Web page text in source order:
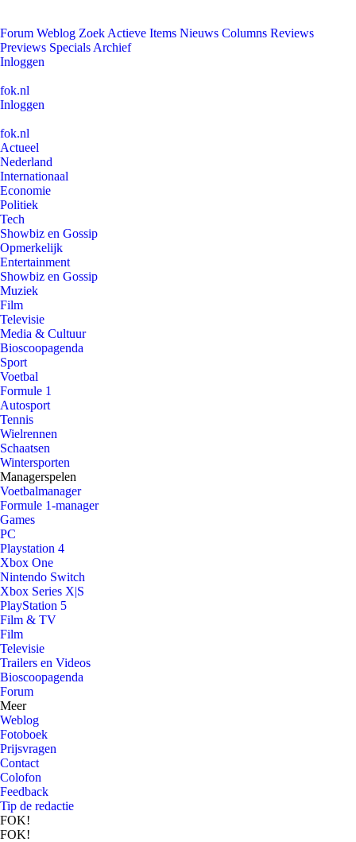
Forum Weblog Zoek Actieve Items Nieuws Columns Reviews
Previews Specials Archief
Inloggen
fok.nl
Inloggen
fok.nl
Actueel
Nederland
Internationaal
Economie
Politiek
Tech
Showbiz en Gossip
Opmerkelijk
Entertainment
Showbiz en Gossip
Muziek
Film
Televisie
Media & Cultuur
Bioscoopagenda
Sport
Voetbal
Formule 1
Autosport
Tennis
Wielrennen
Schaatsen
Wintersporten
Managerspelen
Voetbalmanager
Formule 1-manager
Games
PC
Playstation 4
Xbox One
Nintendo Switch
Xbox Series X|S
PlayStation 5
Film & TV
Film
Televisie
Trailers en Videos
Bioscoopagenda
Forum
Meer
Weblog
Fotoboek
Prijsvragen
Contact
Colofon
Feedback
Tip de redactie
FOK!
FOK!